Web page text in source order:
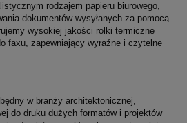
rodzajem papieru biurowego,
dokumentów wysyłanych za pomocą
wysokiej jakości rolki termiczne
faxu, zapewniający wyraźne i czytelne
w branży architektonicznej,
do druku dużych formatów i projektów